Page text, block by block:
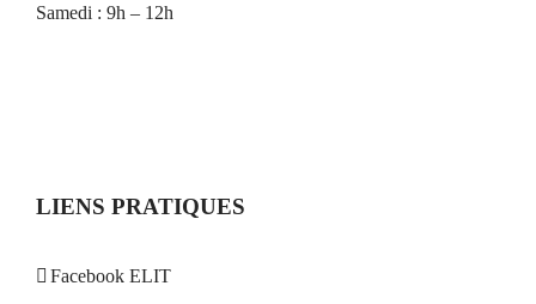
Samedi : 9h – 12h
LIENS PRATIQUES
Facebook ELIT